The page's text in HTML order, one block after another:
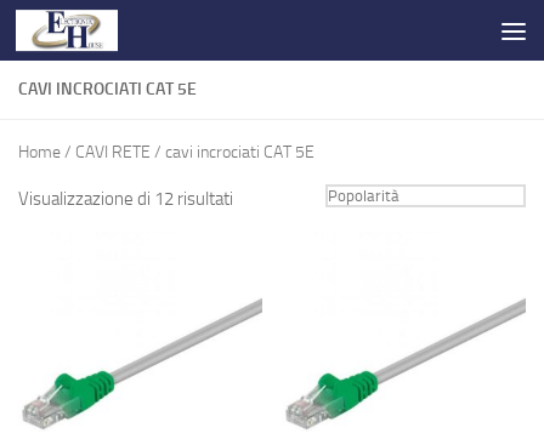
Salta al contenuto
CAVI INCROCIATI CAT 5E
Home/ CAVI RETE / cavi incrociati CAT 5E
Visualizzazione di 12 risultati